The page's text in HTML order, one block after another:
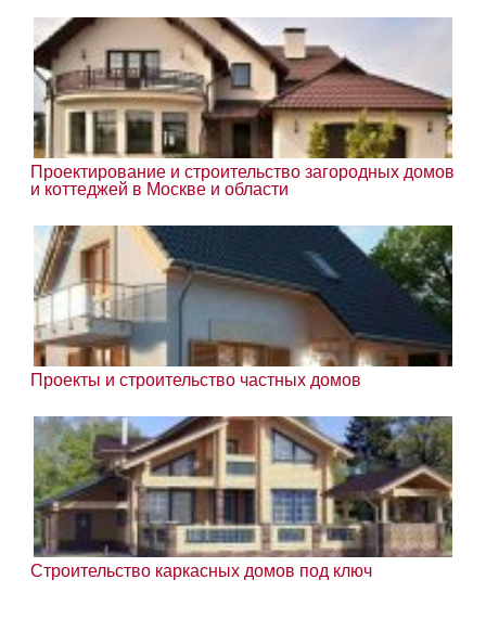
Проектирование и строительство загородных домов
и коттеджей в Москве и области
Проекты и строительство частных домов
Строительство каркасных домов под ключ